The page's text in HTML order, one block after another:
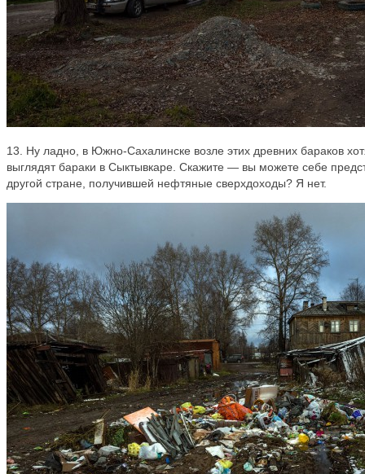
13. Ну ладно, в Южно-Сахалинске возле этих древних бараков
выглядят бараки в Сыктывкаре. Скажите — вы можете себе
другой стране, получившей нефтяные сверхдоходы? Я нет.